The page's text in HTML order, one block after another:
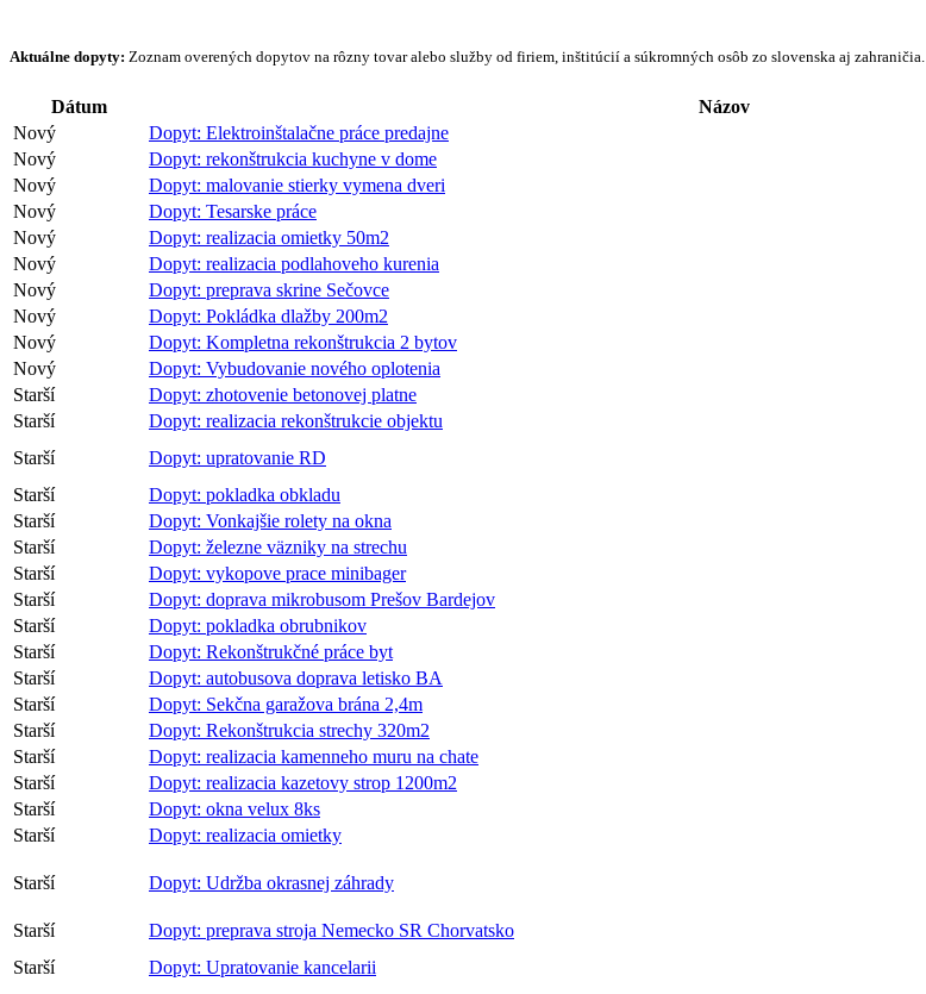
Aktuálne dopyty: Zoznam overených dopytov na rôzny tovar alebo služby od firiem, inštitúcií a súkromných osôb zo slovenska aj zahraničia.
Dátum Názov
Nový
Dopyt: Elektroinštalačne práce predajne
Nový
Dopyt: rekonštrukcia kuchyne v dome
Nový
Dopyt: malovanie stierky vymena dveri
Nový
Dopyt: Tesarske práce
Nový
Dopyt: realizacia omietky 50m2
Nový
Dopyt: realizacia podlahoveho kurenia
Nový
Dopyt: preprava skrine Sečovce
Nový
Dopyt: Pokládka dlažby 200m2
Nový
Dopyt: Kompletna rekonštrukcia 2 bytov
Nový
Dopyt: Vybudovanie nového oplotenia
Starší
Dopyt: zhotovenie betonovej platne
Starší
Dopyt: realizacia rekonštrukcie objektu
Starší
Dopyt: upratovanie RD
Starší
Dopyt: pokladka obkladu
Starší
Dopyt: Vonkajšie rolety na okna
Starší
Dopyt: železne väzniky na strechu
Starší
Dopyt: vykopove prace minibager
Starší
Dopyt: doprava mikrobusom Prešov Bardejov
Starší
Dopyt: pokladka obrubnikov
Starší
Dopyt: Rekonštrukčné práce byt
Starší
Dopyt: autobusova doprava letisko BA
Starší
Dopyt: Sekčna garažova brána 2,4m
Starší
Dopyt: Rekonštrukcia strechy 320m2
Starší
Dopyt: realizacia kamenneho muru na chate
Starší
Dopyt: realizacia kazetovy strop 1200m2
Starší
Dopyt: okna velux 8ks
Starší
Dopyt: realizacia omietky
Starší Dopyt: Udržba okrasnej záhrady
Starší Dopyt: preprava stroja Nemecko SR Chorvatsko
Starší
Dopyt: Upratovanie kancelarii